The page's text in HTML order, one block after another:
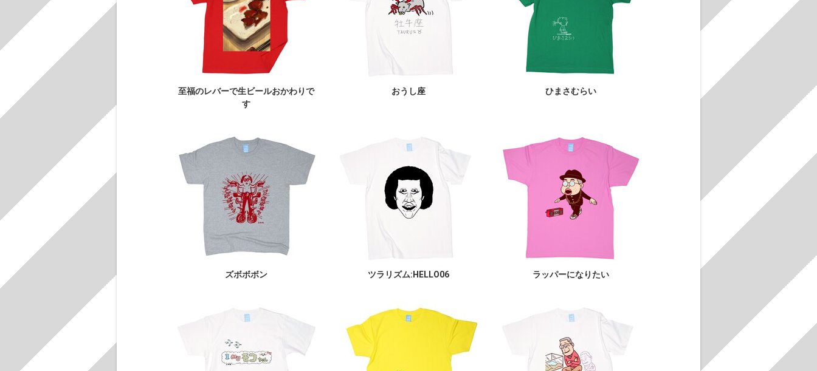
至福のレバーで生ビールおかわりで
す
おうし座 ひまさむらい
ズボボボン ツラリズム:HELLO06 ラッパーになりたい